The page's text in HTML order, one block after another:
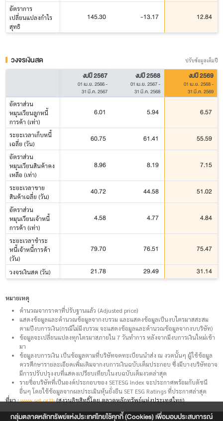
อัตราการ
เปลี่ยนแปลงกำไร
สุทธิ
145.30 -13.17 12.84
วงจรเงินสด ปรับข้อมูลเต็มปี
งบปี 2567
01 เม.ย. 2566-
31 มี.ค. 2567
งบปี 2568
01 เม.ย. 2567-
31 มี.ค. 2568
งบปี 2569
01 เม.ย. 2568-
31 มี.ค. 2569
อัตราส่วน
หมุนเวียนลูกหนี้
การค้า (เท่า)
6.01 5.94 6.57
ระยะเวลาเก็บหนี้
เฉลี่ย (วัน)
60.75 61.41 55.59
อัตราส่วน
หมุนเวียนสินค้าคง
เหลือ (เท่า)
8.96 8.19 7.15
ระยะเวลาขาย
สินค้าเฉลี่ย (วัน)
40.72 44.58 51.02
อัตราส่วน
หมุนเวียนเจ้าหนี้
การค้า (เท่า)
4.58 4.77 4.84
ระยะเวลาชำระ
หนี้เจ้าหนี้การค้า
(วัน)
79.70 76.51 75.47
วงจรเงินสด (วัน) 21.78 29.49 31.14
หมายเหตุ
คำนวณจากราคาที่ปรับฐานแล้ว (Adjusted price)
แสดงข้อมูลและคำนวณข้อมูลจากงบรวม และแสดงข้อมูลเป็นงบไตรมาสสะสม
ตามปีงบการเงิน(กรณีไม่มีงบรวม จะแสดงข้อมูลและคำนวณข้อมูลจากงบบริษัท)
ข้อมูลจะเปลี่ยนแปลงทุกไตรมาสภายใน 7 วันทำการ หลังจากมีงบการเงินใหม่เข้า
มา
ข้อมูลงบการเงิน เป็นข้อมูลตามที่บริษัทจดทะเบียนนำส่ง ณ งวดนั้นๆ ผู้ใช้ข้อมูล
ควรศึกษารายละเอียดเพิ่มเติมจากงบการเงินฉบับเต็มประกอบ ซึ่งมีบางบริษัทอาจ
มีการปรับปรุงงบที่แสดงเปรียบเทียบในงบฉบับเต็มงวดล่าสุด
รายชื่อบริษัทที่เป็นองค์ประกอบของ SETESG Index จะประกาศพร้อมกับดัชนี
อื่นๆ โดยใช้ข้อมูลจากผลประเมินหุ้นยั่งยืน SET ESG Ratings ที่ประกาศล่าสุด
ที่มา :www.set.or.th(สงวนลิขสิทธิ์โดย ตลาดหลักทรัพย์แห่งประเทศไทย)
กลุ่มตลาดหลักทรัพย์แห่งประเทศไทยใช้คุกกี้ (Cookies) เพื่อมอบประสบการณ์